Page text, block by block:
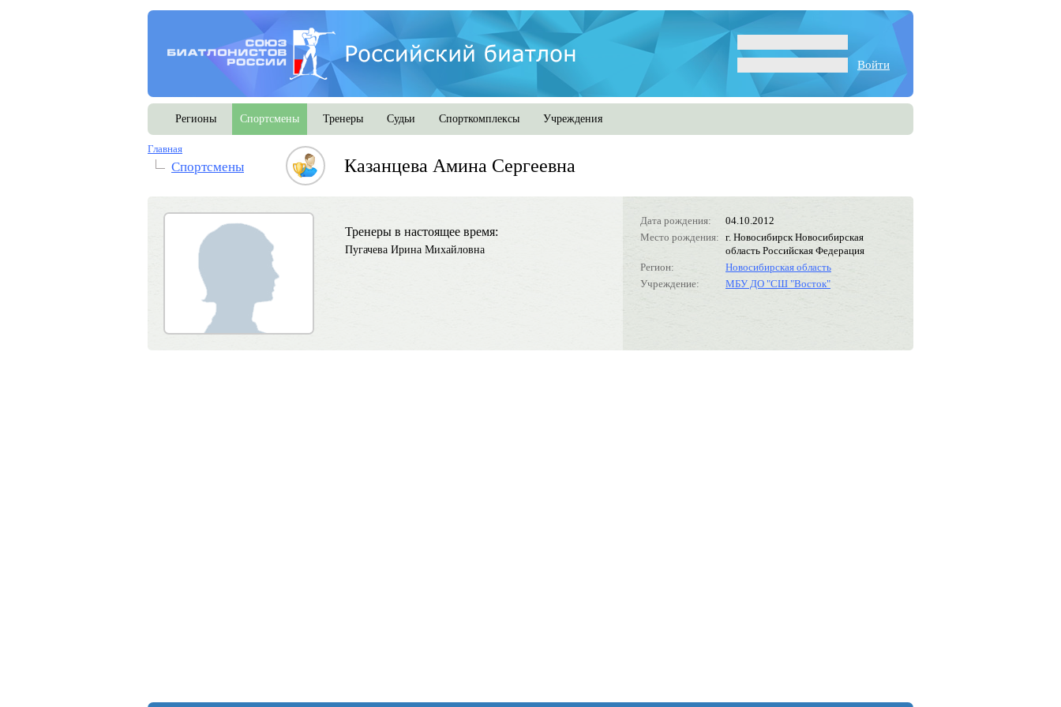
Войти
Регионы Спортсмены Тренеры Судьи Спорткомплексы Учреждения
Главная
Спортсмены Казанцева Амина Сергеевна
Дата рождения:
04.10.2012
Место рождения: г. Новосибирск Новосибирская
область Российская Федерация
Регион:
Новосибирская область
Учреждение:
МБУ ДО "СШ "Восток"
Тренеры в настоящее время:
Пугачева Ирина Михайловна